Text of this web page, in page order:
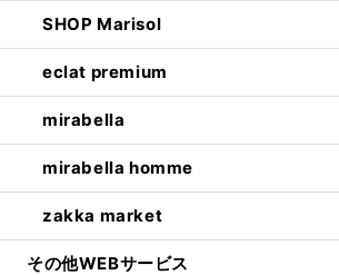
SHOP Marisol
eclat premium
mirabella
mirabella homme
zakka market
その他WEBサービス